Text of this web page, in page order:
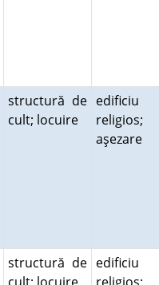
structură de
cult; locuire
edificiu
religios;
aşezare
structură de edificiu